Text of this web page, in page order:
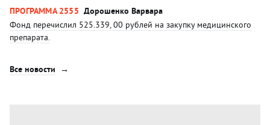
ПРОГРАММА 2555 Дорошенко Варвара
Фонд перечислил 525.339, 00 рублей на закупку медицинского
препарата.
Все новости